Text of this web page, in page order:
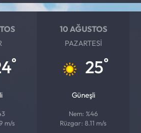
°
m/s
10 AĞUSTOS
PAZARTESI
25°
Güneşli
Nem: %46
Rüzgar: 8.11 m/s